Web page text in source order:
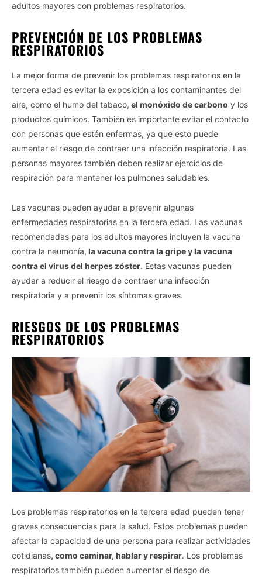
adultos mayores con problemas respiratorios.
PREVENCIÓN DE LOS PROBLEMAS
RESPIRATORIOS
La mejor forma de prevenir los problemas respiratorios en la
tercera edad es evitar la exposición a los contaminantes del
aire, como el humo del tabaco, el monóxido de carbono y los
productos químicos. También es importante evitar el contacto
con personas que estén enfermas, ya que esto puede
aumentar el riesgo de contraer una infección respiratoria. Las
personas mayores también deben realizar ejercicios de
respiración para mantener los pulmones saludables.
Las vacunas pueden ayudar a prevenir algunas
enfermedades respiratorias en la tercera edad. Las vacunas
recomendadas para los adultos mayores incluyen la vacuna
contra la neumonía, la vacuna contra la gripe y la vacuna
contra el virus del herpes zóster. Estas vacunas pueden
ayudar a reducir el riesgo de contraer una infección
respiratoria y a prevenir los síntomas graves.
RIESGOS DE LOS PROBLEMAS
RESPIRATORIOS
Los problemas respiratorios en la tercera edad pueden tener
graves consecuencias para la salud. Estos problemas pueden
afectar la capacidad de una persona para realizar actividades
cotidianas, como caminar, hablar y respirar. Los problemas
respiratorios también pueden aumentar el riesgo de